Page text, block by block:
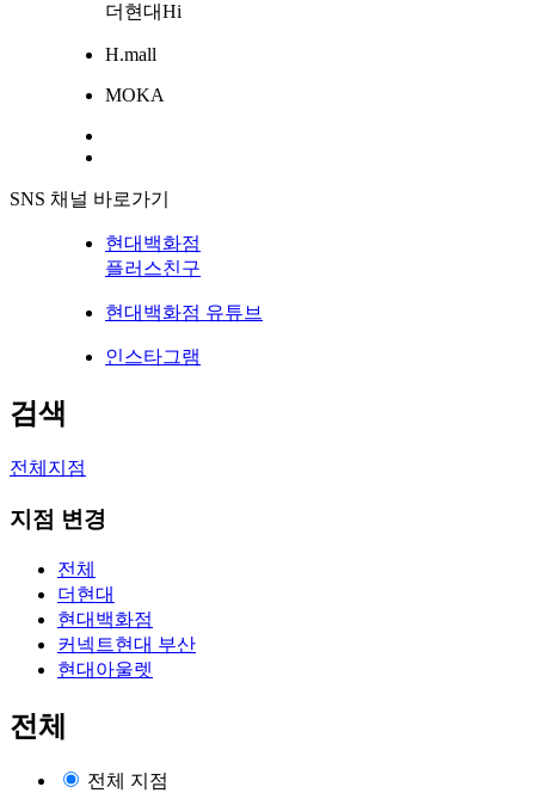
더현대Hi
H.mall
MOKA
SNS 채널 바로가기
현대백화점
플러스친구
현대백화점 유튜브
인스타그램
검색
전체지점
지점 변경
전체
더현대
현대백화점
커넥트현대 부산
현대아울렛
전체
전체 지점